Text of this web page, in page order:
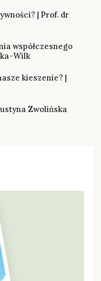
| Prof. dr
współczesnego
Wilk
kieszenie? |
Zwolińska